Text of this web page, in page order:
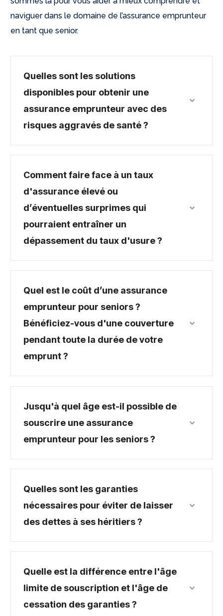
naviguer dans le domaine de l’assurance emprunteur
en tant que senior.
Quelles sont les solutions
disponibles pour obtenir une
assurance emprunteur avec des
risques aggravés de santé ?
Comment faire face à un taux
d'assurance élevé ou
d’éventuelles surprimes qui
pourraient entraîner un
dépassement du taux d'usure ?
Quel est le coût d’une assurance
emprunteur pour seniors ?
Bénéficiez-vous d'une couverture
pendant toute la durée de votre
emprunt ?
Jusqu'à quel âge est-il possible de
souscrire une assurance
emprunteur pour les seniors ?
Quelles sont les garanties
nécessaires pour éviter de laisser
des dettes à ses héritiers ?
Quelle est la différence entre l'âge
limite de souscription et l'âge de
cessation des garanties ?